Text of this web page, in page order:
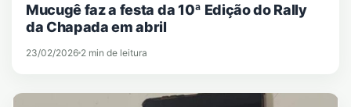
Mucugê faz a festa da 10ª Edição do Rally
da Chapada em abril
23/02/2026 2 min de leitura